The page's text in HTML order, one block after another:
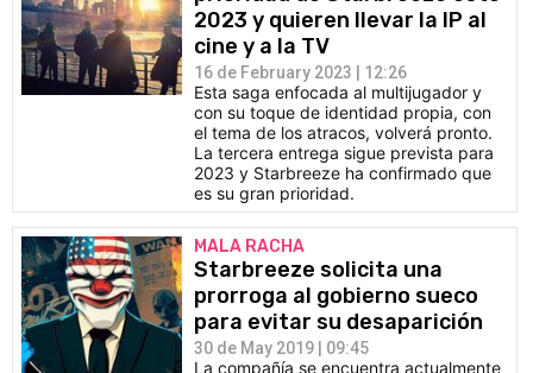
2023 y quieren llevar la IP al
cine y a la TV
16 de February 2023 | 12:26
Esta saga enfocada al multijugador y
con su toque de identidad propia, con
el tema de los atracos, volverá pronto.
La tercera entrega sigue prevista para
2023 y Starbreeze ha confirmado que
es su gran prioridad.
MALA RACHA
Starbreeze solicita una
prorroga al gobierno sueco
para evitar su desaparición
30 de May 2019 | 09:45
La compañía se encuentra actualmente